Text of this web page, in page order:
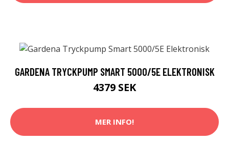
GARDENA TRYCKPUMP SMART 5000/5E ELEKTRONISK
4379 SEK
MER INFO!